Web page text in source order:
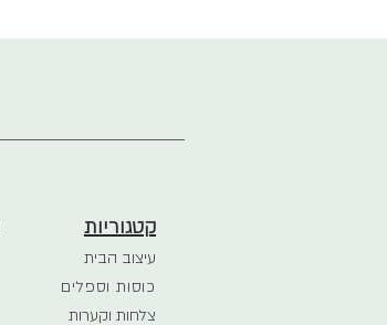
קטגוריות
עיצוב הבית
כוסות וספלים
צלחות וקערות